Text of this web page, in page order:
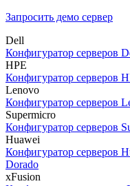
Запросить демо сервер
Dell
Конфигуратор серверов
HPE
Конфигуратор серверов
Lenovo
Конфигуратор серверов
Supermicro
Конфигуратор серверов
Huawei
Конфигуратор серверов
Dorado
xFusion